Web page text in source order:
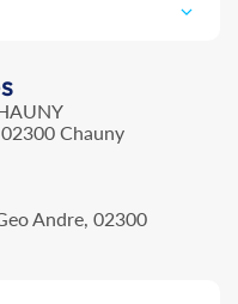
Chauny
Andre, 02300